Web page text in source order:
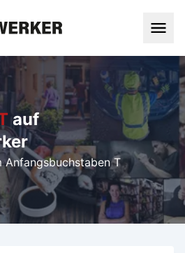
auf
Anfangsbuchstaben T